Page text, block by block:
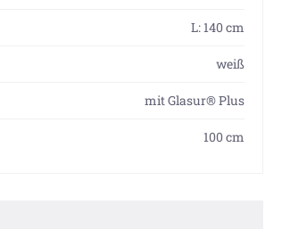
L: 140 cm
weiß
mit Glasur® Plus
100 cm